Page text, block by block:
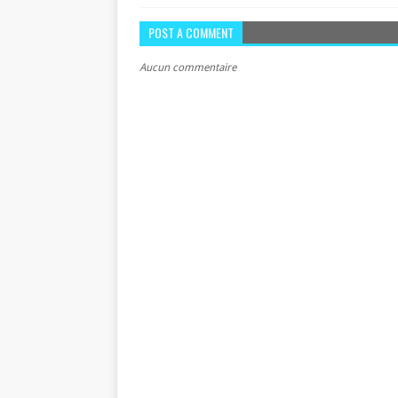
POST A COMMENT
Aucun commentaire